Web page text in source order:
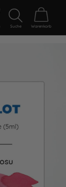
Suche Warenkorb